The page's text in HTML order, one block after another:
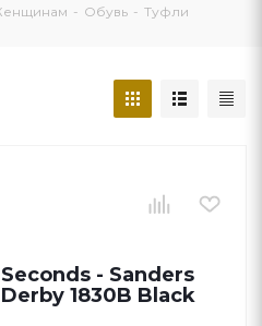
- Обувь - Туфли
- Sanders
1830B Black